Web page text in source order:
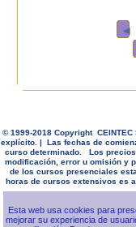
◄
© 1999-2018 Copyright
explícito. | Las fechas de
curso determinado. Los
modificación, error u omisión y
de los cursos presenciales
horas de cursos extensivos es
Esta web usa cookies para
mejorar su experiencia de